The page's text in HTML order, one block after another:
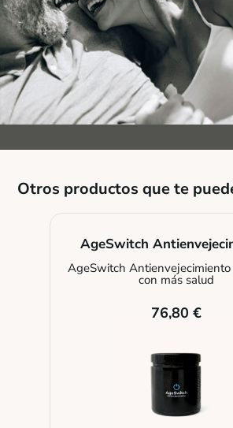
Otros productos que te
AgeSwitch
AgeSwitch Antienvejecimiento
con más salud
76,80 €